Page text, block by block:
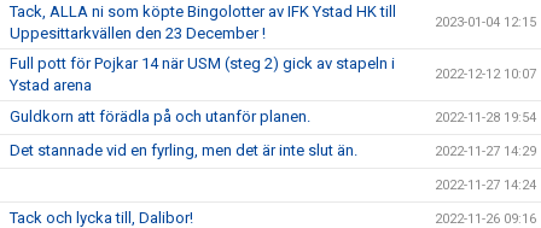
Tack, ALLA ni som köpte Bingolotter av IFK Ystad HK till
Uppesittarkvällen den 23 December !
2023-01-04 12:15
Full pott för Pojkar 14 när USM (steg 2) gick av stapeln i
Ystad arena
2022-12-12 10:07
Guldkorn att förädla på och utanför planen. 2022-11-28 19:54
Det stannade vid en fyrling, men det är inte slut än. 2022-11-27 14:29
2022-11-27 14:24
Tack och lycka till, Dalibor! 2022-11-26 09:16